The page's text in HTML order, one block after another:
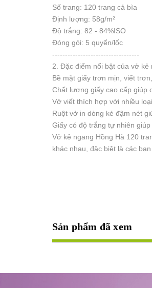
Số trang: 120 trang cả bìa
Định lượng: 58g/m²
Độ trắng: 82 - 84%ISO
Đóng gói: 5 quyển/lốc
----------------------------------
2. Đặc điểm nổi bật của vở kẻ
Bề mặt giấy trơn mịn, viết
Chất lượng giấy cao cấp giúp
Vở viết thích hợp với nhiều
Ruột vở in dòng kẻ đậm nét
Giấy có độ trắng tự nhiên
Vở kẻ ngang Hồng Hà 120
khác nhau, đặc biệt là các
Sản phẩm đã xem